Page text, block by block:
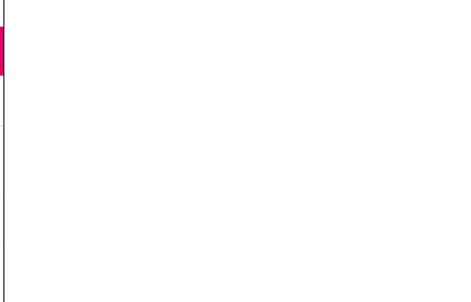
för Ceremonier och traditioner